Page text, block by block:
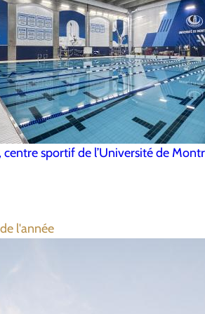
centre sportif de l’Université de
l'année